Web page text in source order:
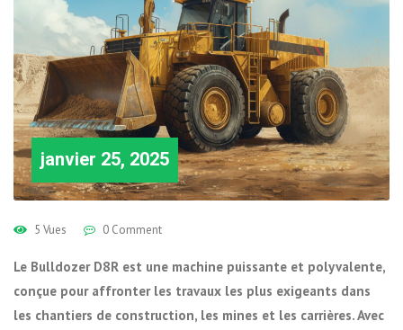
janvier 25, 2025
5 Vues 0 Comment
Le Bulldozer D8R est une machine puissante et polyvalente,
conçue pour affronter les travaux les plus exigeants dans
les chantiers de construction, les mines et les carrières. Avec